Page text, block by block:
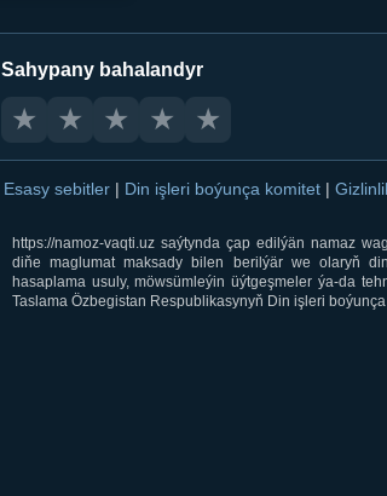
Sahypany bahalandyr
★ ★ ★ ★ ★
Esasy sebitler | Din işleri boýunça komitet |
https://namoz-vaqti.uz saýtynda çap edilýän namaz
diňe maglumat maksady bilen berilýär we olaryň
hasaplama usuly, möwsümleýin üýtgeşmeler ýa-da
Taslama Özbegistan Respublikasynyň Din işleri